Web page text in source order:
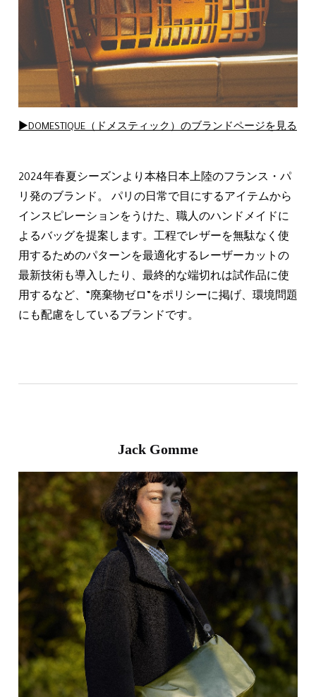
▶DOMESTIQUE（ドメスティック）のブランドページを見る
2024年春夏シーズンより本格日本上陸のフランス・パ
リ発のブランド。 パリの日常で目にするアイテムから
インスピレーションをうけた、職人のハンドメイドに
よるバッグを提案します。工程でレザーを無駄なく使
用するためのパターンを最適化するレーザーカットの
最新技術も導入したり、最終的な端切れは試作品に使
用するなど、“廃棄物ゼロ”をポリシーに掲げ、環境問題
にも配慮をしているブランドです。
Jack Gomme